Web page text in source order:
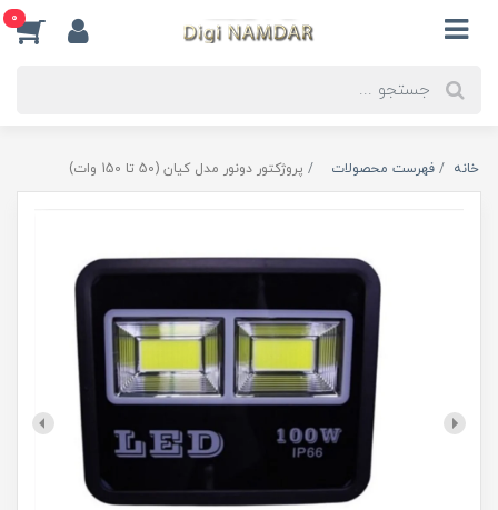
0
خانه فهرست محصولات پروژکتور دونور مدل کیان (50 تا 150 وات)